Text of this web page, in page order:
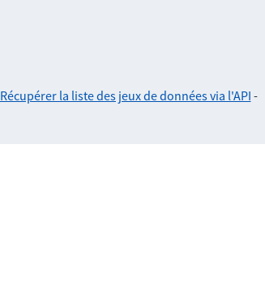
Récupérer la liste des jeux de données via l'API -